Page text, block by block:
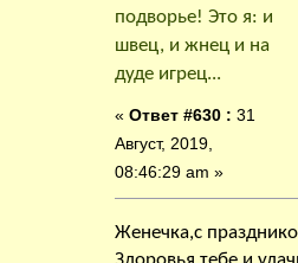
подворье! Это я: и
швец, и жнец и на
дуде игрец...
« Ответ #630 : 31
Август, 2019,
08:46:29 am »
Женечка,с